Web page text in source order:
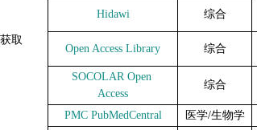
取
Hidawi 综合
Open Access Library 综合
SOCOLAR Open
Access
综合
PMC PubMedCentral 医学/生物学